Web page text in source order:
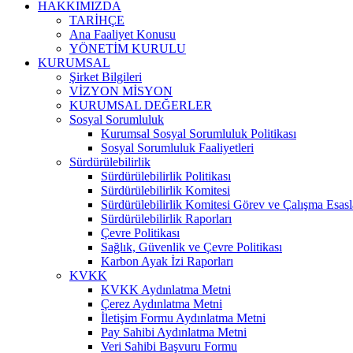
HAKKIMIZDA
TARİHÇE
Ana Faaliyet Konusu
YÖNETİM KURULU
KURUMSAL
Şirket Bilgileri
VİZYON MİSYON
KURUMSAL DEĞERLER
Sosyal Sorumluluk
Kurumsal Sosyal Sorumluluk Politikası
Sosyal Sorumluluk Faaliyetleri
Sürdürülebilirlik
Sürdürülebilirlik Politikası
Sürdürülebilirlik Komitesi
Sürdürülebilirlik Komitesi Görev ve Çalışma
Sürdürülebilirlik Raporları
Çevre Politikası
Sağlık, Güvenlik ve Çevre Politikası
Karbon Ayak İzi Raporları
KVKK
KVKK Aydınlatma Metni
Çerez Aydınlatma Metni
İletişim Formu Aydınlatma Metni
Pay Sahibi Aydınlatma Metni
Veri Sahibi Başvuru Formu